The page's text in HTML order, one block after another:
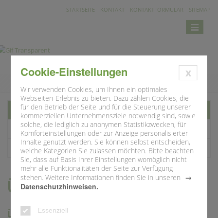
Cookie-Einstellungen x
Wir verwenden Cookies, um Ihnen ein optimales
Webseiten-Erlebnis zu bieten. Dazu zählen Cookies, die
für den Betrieb der Seite und für die Steuerung unserer
kommerziellen Unternehmensziele notwendig sind, sowie
solche, die lediglich zu anonymen Statistikzwecken, für
Komforteinstellungen oder zur Anzeige personalisierter
Inhalte genutzt werden. Sie können selbst entscheiden,
welche Kategorien Sie zulassen möchten. Bitte beachten
Sie, dass auf Basis Ihrer Einstellungen womöglich nicht
mehr alle Funktionalitäten der Seite zur Verfügung
stehen. Weitere Informationen finden Sie in unseren
Datenschutzhinweisen.
Essenziell
STARTSEITE KONTAKT KONTAKTFORMULAR SITEMAP
Toggle
Übersicht
Kindergarten St. Theresia Aisch
Kindertagesstätte Sancta Maria Adelsdorf
Übersicht
über die katholischen Kindergärten der